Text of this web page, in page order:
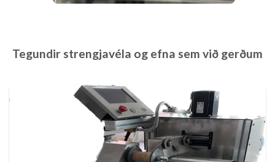
Tegundir strengjavéla og efna sem við gerðum